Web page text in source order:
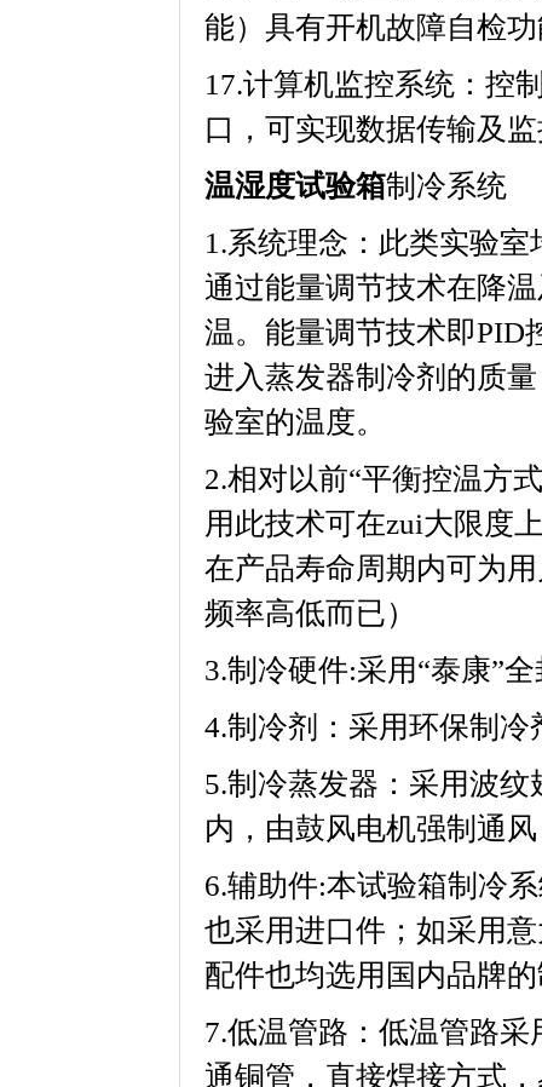
能）具有开机故障自检功
17.计算机监控系统：
口，可实现数据传输及监
温湿度试验箱制冷系统
1.系统理念：此类实
通过能量调节技术在降
温。能量调节技术即
进入蒸发器制冷剂的质量
验室的温度。
2.相对以前“平衡控温方式”
用此技术可在zui大限度
在产品寿命周期内可为
频率高低而已）
3.制冷硬件:采用“泰康”全
4.制冷剂：采用环
5.制冷蒸发器：采用波
内，由鼓风电机强制通风
6.辅助件:本试验箱制冷系统
也采用进口件；如采用意
配件也均选用国内品牌的制
7.低温管路：低温管
通铜管，直接焊接方式